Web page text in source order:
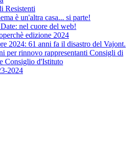
Resistenti
è un'altra casa... si parte!
Date: nel cuore del web!
edizione 2024
2024: 61 anni fa il disastro del Vajont.
per rinnovo rappresentanti Consigli di
Consiglio d'Istituto
2024